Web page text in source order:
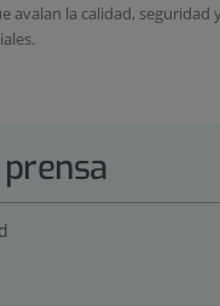
avalan la calidad, seguridad